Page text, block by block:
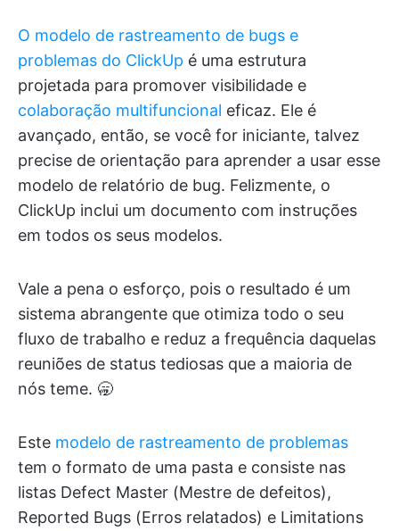
O modelo de rastreamento de bugs e
problemas do ClickUp é uma estrutura
projetada para promover visibilidade e
colaboração multifuncional eficaz. Ele é
avançado, então, se você for iniciante, talvez
precise de orientação para aprender a usar esse
modelo de relatório de bug. Felizmente, o
ClickUp inclui um documento com instruções
em todos os seus modelos.
Vale a pena o esforço, pois o resultado é um
sistema abrangente que otimiza todo o seu
fluxo de trabalho e reduz a frequência daquelas
reuniões de status tediosas que a maioria de
nós teme. 🥱
Este modelo de rastreamento de problemas
tem o formato de uma pasta e consiste nas
listas Defect Master (Mestre de defeitos),
Reported Bugs (Erros relatados) e Limitations